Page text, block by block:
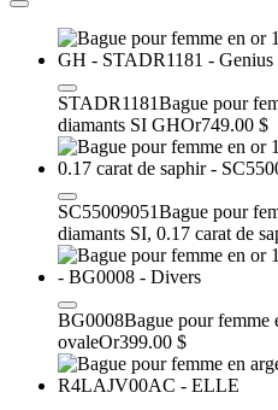
STADR1181Bague pour
diamants SI GHOr749.00 $
SC55009051Bague pour
diamants SI, 0.17 carat de
BG0008Bague pour femme
ovaleOr399.00 $